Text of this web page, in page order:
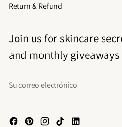
Return & Refund
Join us for skincare
and monthly giveaways
Su